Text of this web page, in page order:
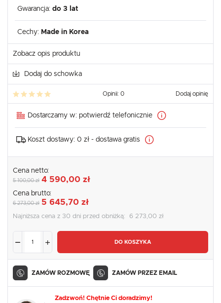
Gwarancja: do 3 lat
Cechy: Made in Korea
Zobacz opis produktu
Dodaj do schowka
Opinii: 0 Dodaj opinię
Dostarczamy w: potwierdź telefonicznie
Koszt dostawy: 0 zł - dostawa gratis
Cena netto:
5 100,00 zł 4 590,00 zł
Cena brutto:
6 273,00 zł 5 645,70 zł
Najniższa cena z 30 dni przed obniżką: 6 273,00 zł
DO KOSZYKA
ZAMÓW ROZMOWĘ ZAMÓW PRZEZ EMAIL
Zadzwoń! Chętnie Ci doradzimy!